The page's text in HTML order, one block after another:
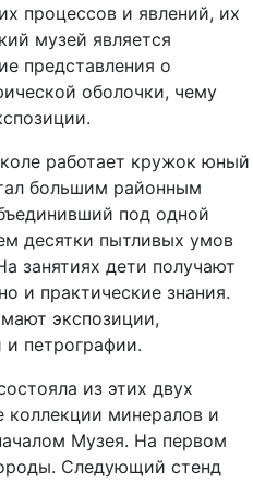
процессов и явлений, их
музей является
представления о
оболочки, чему
работает кружок юный
большим районным
под одной
десятки пытливых умов
занятиях дети получают
и практические знания.
экспозиции,
петрографии.
из этих двух
минералов и
Музея. На первом
Следующий стенд